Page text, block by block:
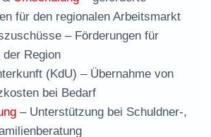
für den regionalen Arbeitsmarkt
– Förderungen für
Region
(KdU) – Übernahme von
bei Bedarf
– Unterstützung bei Schuldner-,